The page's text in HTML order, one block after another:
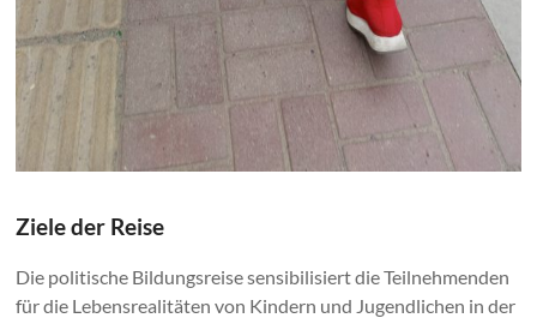
Ziele der Reise
Die politische Bildungsreise sensibilisiert die Teilnehmenden
für die Lebensrealitäten von Kindern und Jugendlichen in der